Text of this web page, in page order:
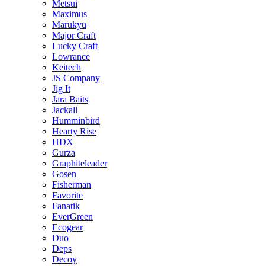
Metsui
Maximus
Marukyu
Major Craft
Lucky Craft
Lowrance
Keitech
JS Company
Jig It
Jara Baits
Jackall
Humminbird
Hearty Rise
HDX
Gurza
Graphiteleader
Gosen
Fisherman
Favorite
Fanatik
EverGreen
Ecogear
Duo
Deps
Decoy